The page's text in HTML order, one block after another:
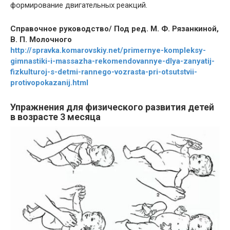
формирование двигательных реакций.
Справочное руководство/ Под ред. М. Ф. Рязанкиной,
В. П. Молочного
http://spravka.komarovskiy.net/primernye-kompleksy-
gimnastiki-i-massazha-rekomendovannye-dlya-zanyatij-
fizkulturoj-s-detmi-rannego-vozrasta-pri-otsutstvii-
protivopokazanij.html
Упражнения для физического развития детей
в возрасте 3 месяца